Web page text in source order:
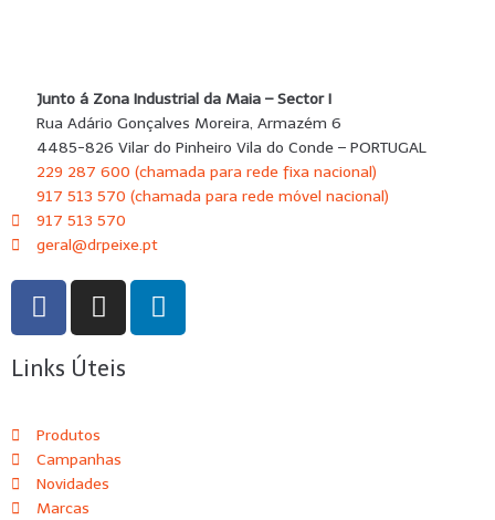
Junto á Zona Industrial da Maia – Sector I
Rua Adário Gonçalves Moreira, Armazém 6
4485-826 Vilar do Pinheiro Vila do Conde – PORTUGAL
229 287 600 (chamada para rede fixa nacional)
917 513 570 (chamada para rede móvel nacional)
917 513 570
geral@drpeixe.pt
Links Úteis
Produtos
Campanhas
Novidades
Marcas